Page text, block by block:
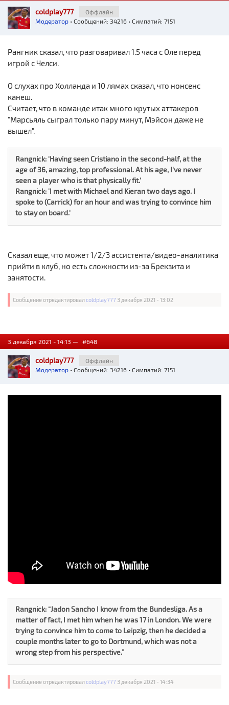
coldplay777
Оффлайн
Модератор • Сообщений: 34216 • Симпатий: 7151
Рангник сказал, что разговаривал 1.5 часа с Оле перед
игрой с Челси.
О слухах про Холланда и 10 лямах сказал, что нонсенс
канеш.
Считает, что в команде итак много крутых аттакеров
"Марсьяль сыграл только пару минут, Мэйсон даже не
вышел".
Rangnick: 'Having seen Cristiano in the second-half, at the
age of 36, amazing, top professional. At his age, I've never
seen a player who is that physically fit.'
Rangnick: 'I met with Michael and Kieran two days ago. I
spoke to (Carrick) for an hour and was trying to convince him
to stay on board.'
Сказал еще, что может 1/2/3 ассистента/видео-аналитика
прийти в клуб, но есть сложности из-за Брекзита и
занятости.
Сообщение отредактировалcoldplay777 3 декабря 2021 - 13:02
3 декабря 2021 - 14:13 — #648
coldplay777
Оффлайн
Модератор • Сообщений: 34216 • Симпатий: 7151
Rangnick: “Jadon Sancho I know from the Bundesliga. As a
matter of fact, I met him when he was 17 in London. We were
trying to convince him to come to Leipzig, then he decided a
couple months later to go to Dortmund, which was not a
wrong step from his perspective.”
Сообщение отредактировалcoldplay777 3 декабря 2021 - 14:34